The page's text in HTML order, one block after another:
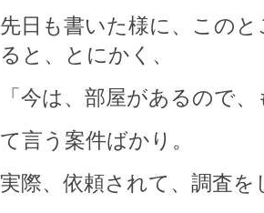
先日も書いた様に、この
ると、とにかく、
「今は、部屋があるので
て言う案件ばかり。
実際、依頼されて、調査